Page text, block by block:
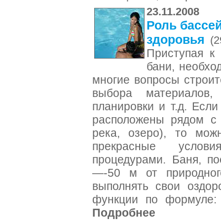
23.11.2008
Роль
здоровья
Приступая к
бани,
многие вопросы
выбора материалов,
планировки и т.д.
расположены рядом с
река, озеро), то
прекрасные
процедурами. Баня,
—-50 м от
выполнять свои
функции по
Подробнее